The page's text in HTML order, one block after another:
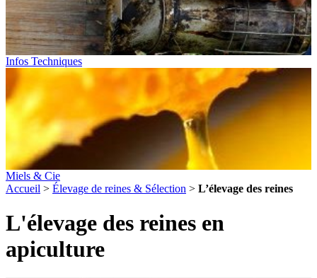
Infos Techniques
Miels & Cie
Accueil > Élevage de reines & Sélection > L’élevage des reines
L'élevage des reines en
apiculture